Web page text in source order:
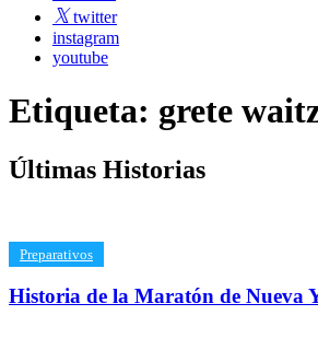
twitter
instagram
youtube
Etiqueta: grete
Últimas Historias
​Preparativos
Historia de la Maratón de Nueva